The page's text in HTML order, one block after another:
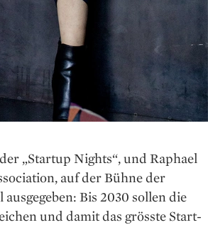
­„Startup Nights“, und Raphael
auf der Bühne der
Bis 2030 sollen die
und damit das grösste Start-